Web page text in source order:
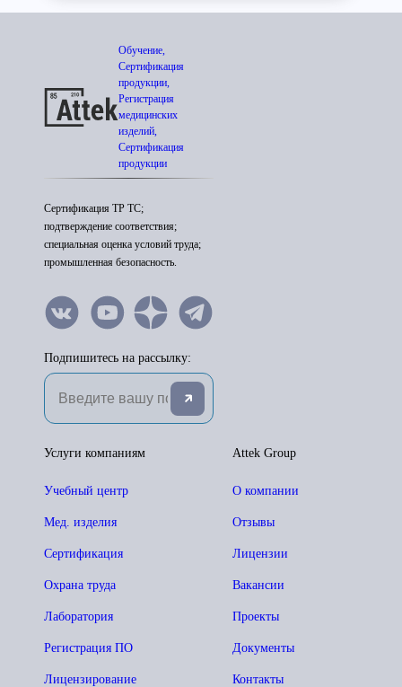
Обучение,
Сертификация
продукции,
Регистрация
медицинских
изделий,
Сертификация
продукции
Сертификация ТР ТС;
подтверждение соответствия;
специальная оценка условий труда;
промышленная безопасность.
Подпишитесь на рассылку:
Attek Group
О компании
Отзывы
Лицензии
Вакансии
Проекты
Документы
Контакты
Услуги компаниям
Учебный центр
Мед. изделия
Сертификация
Охрана труда
Лаборатория
Регистрация ПО
Лицензирование